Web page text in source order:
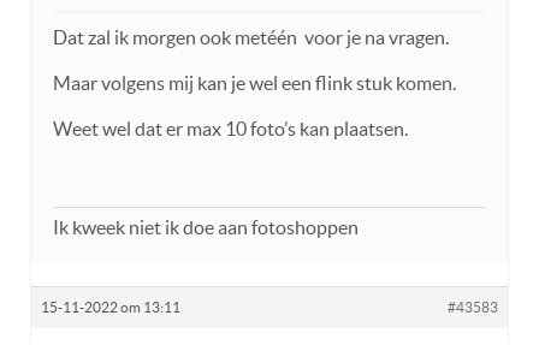
Dat zal ik morgen ook metéén voor je na vragen.
Maar volgens mij kan je wel een flink stuk komen.
Weet wel dat er max 10 foto’s kan plaatsen.
Ik kweek niet ik doe aan fotoshoppen
15-11-2022 om 13:11 #43583